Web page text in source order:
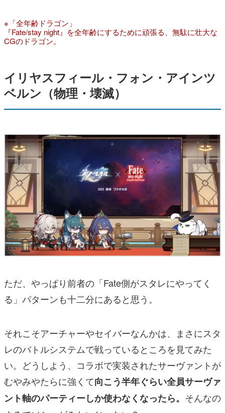
※「全年齢ドラゴン」
『Fate/stay night』を全年齢にするために頑張る、無駄に壮大な
CGのドラゴン。
イリヤスフィール・フォン・アインツ
ベルン（物理・壊滅）
ただ、やっぱり前者の「Fate側がスタレにやってく
る」パターンも十二分にあると思う。
それこそアーチャーやセイバーなんかは、まさにスタ
レのバトルシステムで戦っているところを見てみた
い。どうしよう、コラボで実装されたサーヴァントが
むやみやたらに強くて向こう半年ぐらい全員サーヴァ
ント軸のパーティーしか使わなくなったら。 そんなの